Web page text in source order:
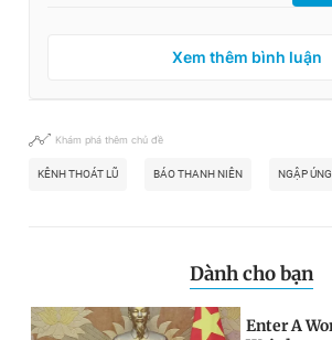
Xem thêm bình luận
Khám phá thêm chủ đề
KÊNH THOÁT LŨ BÁO THANH NIÊN NGẬP ÚNG